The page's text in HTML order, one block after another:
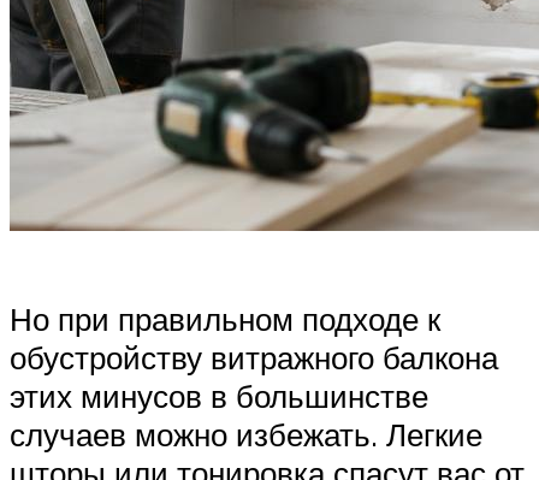
Но при правильном подходе к
обустройству витражного балкона
этих минусов в большинстве
случаев можно избежать. Легкие